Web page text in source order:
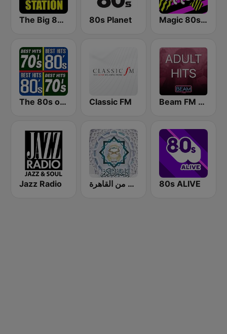
The Big 80s Station 80s Planet Magic 80s Florida
The 80s on the 80s Classic FM Beam FM - Adult Hits
Jazz Radio إذاعة القرآن الكريم من القاهرة 80s ALIVE